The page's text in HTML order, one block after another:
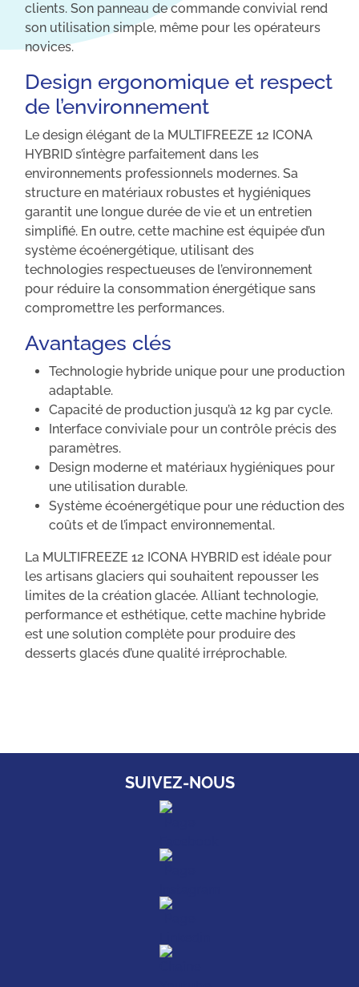
clients. Son panneau de commande convivial rend
son utilisation simple, même pour les opérateurs
novices.
Design ergonomique et respect
de l’environnement
Le design élégant de la MULTIFREEZE 12 ICONA
HYBRID s’intègre parfaitement dans les
environnements professionnels modernes. Sa
structure en matériaux robustes et hygiéniques
garantit une longue durée de vie et un entretien
simplifié. En outre, cette machine est équipée d’un
système écoénergétique, utilisant des
technologies respectueuses de l’environnement
pour réduire la consommation énergétique sans
compromettre les performances.
Avantages clés
Technologie hybride unique pour une production
adaptable.
Capacité de production jusqu’à 12 kg par cycle.
Interface conviviale pour un contrôle précis des
paramètres.
Design moderne et matériaux hygiéniques pour
une utilisation durable.
Système écoénergétique pour une réduction des
coûts et de l’impact environnemental.
La MULTIFREEZE 12 ICONA HYBRID est idéale pour
les artisans glaciers qui souhaitent repousser les
limites de la création glacée. Alliant technologie,
performance et esthétique, cette machine hybride
est une solution complète pour produire des
desserts glacés d’une qualité irréprochable.
SUIVEZ-NOUS